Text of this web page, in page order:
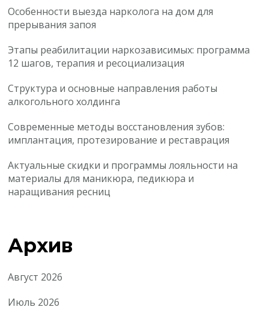
Особенности выезда нарколога на дом для
прерывания запоя
Этапы реабилитации наркозависимых: программа
12 шагов, терапия и ресоциализация
Структура и основные направления работы
алкогольного холдинга
Современные методы восстановления зубов:
имплантация, протезирование и реставрация
Актуальные скидки и программы лояльности на
материалы для маникюра, педикюра и
наращивания ресниц
Архив
Август 2026
Июль 2026